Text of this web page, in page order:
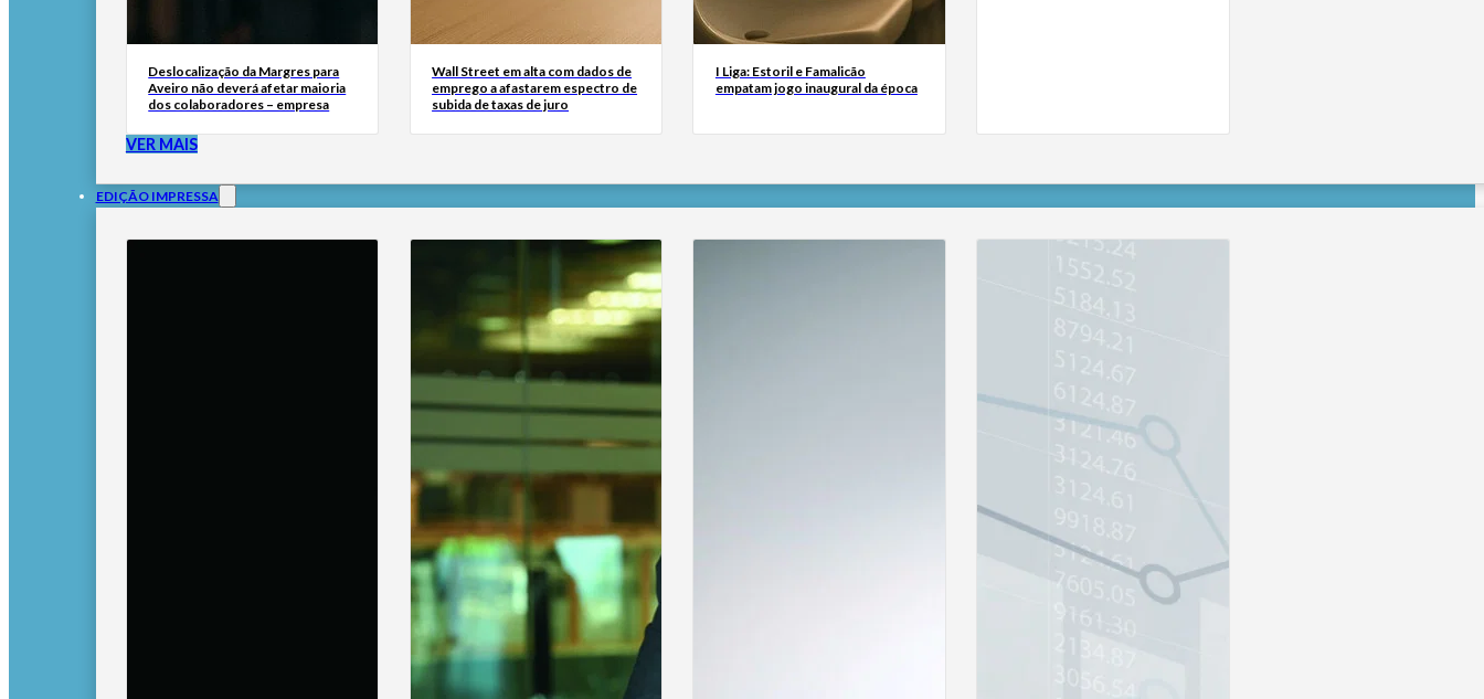
Deslocalização da Margres para
Aveiro não deverá afetar maioria
dos colaboradores – empresa
Wall Street em alta com dados de
emprego a afastarem espectro de
subida de taxas de juro
I Liga: Estoril e Famalicão
empatam jogo inaugural da época
VER MAIS
EDIÇÃO IMPRESSA